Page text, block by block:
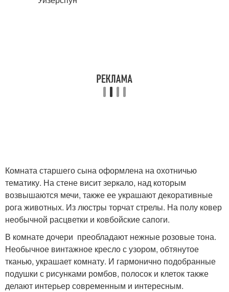
Комната старшего сына оформлена на охотничью
тематику. На стене висит зеркало, над которым
возвышаются мечи, также ее украшают декоративные
рога животных. Из люстры торчат стрелы. На полу ковер
необычной расцветки и ковбойские сапоги.
В комнате дочери преобладают нежные розовые тона.
Необычное винтажное кресло с узором, обтянутое
тканью, украшает комнату. И гармонично подобранные
подушки с рисунками ромбов, полосок и клеток также
делают интерьер современным и интересным.